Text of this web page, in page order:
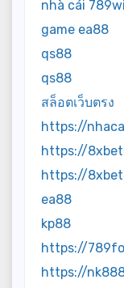
nhà cái
game ea88
qs88
qs88
สล็อตเว็บตรง
https://
https://
https://
ea88
kp88
https://
https://